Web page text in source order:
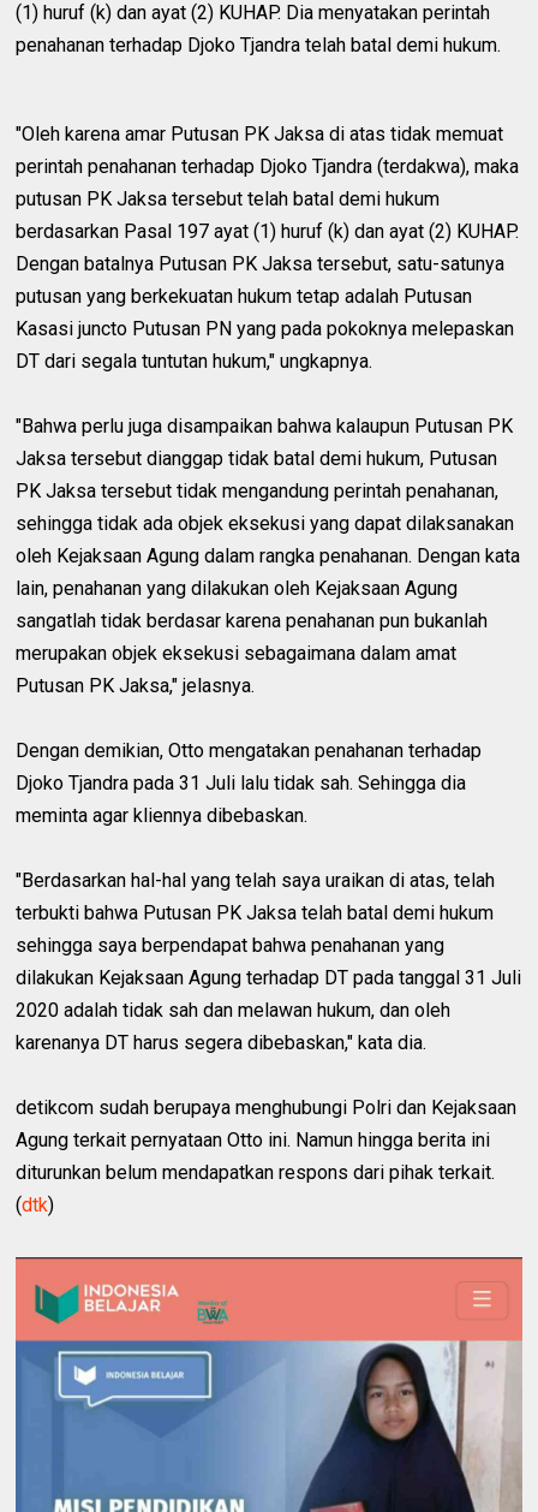
(1) huruf (k) dan ayat (2) KUHAP. Dia menyatakan perintah
penahanan terhadap Djoko Tjandra telah batal demi hukum.
"Oleh karena amar Putusan PK Jaksa di atas tidak memuat
perintah penahanan terhadap Djoko Tjandra (terdakwa), maka
putusan PK Jaksa tersebut telah batal demi hukum
berdasarkan Pasal 197 ayat (1) huruf (k) dan ayat (2) KUHAP.
Dengan batalnya Putusan PK Jaksa tersebut, satu-satunya
putusan yang berkekuatan hukum tetap adalah Putusan
Kasasi juncto Putusan PN yang pada pokoknya melepaskan
DT dari segala tuntutan hukum," ungkapnya.
"Bahwa perlu juga disampaikan bahwa kalaupun Putusan PK
Jaksa tersebut dianggap tidak batal demi hukum, Putusan
PK Jaksa tersebut tidak mengandung perintah penahanan,
sehingga tidak ada objek eksekusi yang dapat dilaksanakan
oleh Kejaksaan Agung dalam rangka penahanan. Dengan kata
lain, penahanan yang dilakukan oleh Kejaksaan Agung
sangatlah tidak berdasar karena penahanan pun bukanlah
merupakan objek eksekusi sebagaimana dalam amat
Putusan PK Jaksa," jelasnya.
Dengan demikian, Otto mengatakan penahanan terhadap
Djoko Tjandra pada 31 Juli lalu tidak sah. Sehingga dia
meminta agar kliennya dibebaskan.
"Berdasarkan hal-hal yang telah saya uraikan di atas, telah
terbukti bahwa Putusan PK Jaksa telah batal demi hukum
sehingga saya berpendapat bahwa penahanan yang
dilakukan Kejaksaan Agung terhadap DT pada tanggal 31 Juli
2020 adalah tidak sah dan melawan hukum, dan oleh
karenanya DT harus segera dibebaskan," kata dia.
detikcom sudah berupaya menghubungi Polri dan Kejaksaan
Agung terkait pernyataan Otto ini. Namun hingga berita ini
diturunkan belum mendapatkan respons dari pihak terkait.
(dtk)